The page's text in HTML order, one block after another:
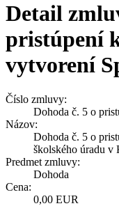
Detail
pristúpení
vytvorení
Číslo zmluvy:
Dohoda č. 5 o
Názov:
Dohoda č. 5 o
školského úradu v
Predmet zmluvy:
Dohoda
Cena:
0,00 EUR